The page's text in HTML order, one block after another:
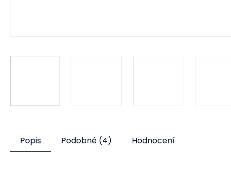
Popis Podobné (4) Hodnocení